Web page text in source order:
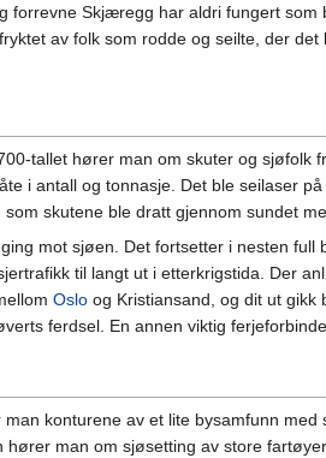
forrevne Skjæregg har aldri fungert
av folk som rodde og seilte, der
tallet hører man om skuter og sjøfolk
i antall og tonnasje. Det ble seilaser
skutene ble dratt gjennom sundet
mot sjøen. Det fortsetter i nesten full
til langt ut i etterkrigstida. Der
Oslo og Kristiansand, og dit ut gikk
ferdsel. En annen viktig
konturene av et lite bysamfunn
hører man om sjøsetting av store